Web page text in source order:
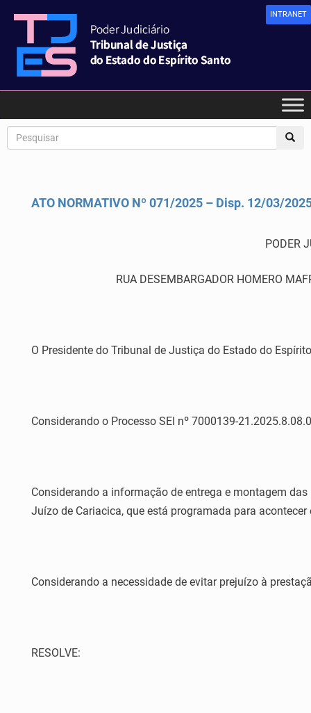
INTRANET
ATO NORMATIVO Nº 071/2025 – Disp. 12/03/
PODER
RUA DESEMBARGADOR HOMERO
O Presidente do Tribunal de Justiça do Estado do
Considerando o Processo SEI nº 7000139-
Considerando a informação de entrega e montagem
Juízo de Cariacica, que está programada para
Considerando a necessidade de evitar prejuízo à
RESOLVE: